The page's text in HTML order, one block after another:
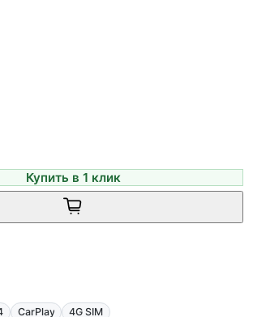
Купить в 1 клик
CarPlay 4G SIM